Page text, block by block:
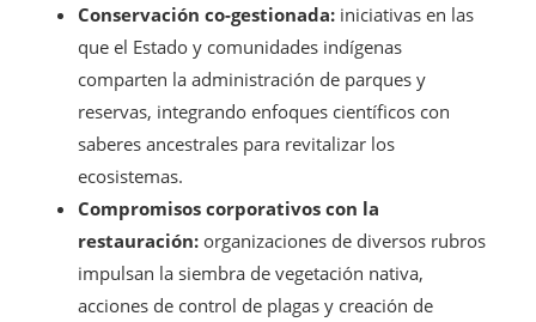
Conservación co-gestionada: iniciativas en las
que el Estado y comunidades indígenas
comparten la administración de parques y
reservas, integrando enfoques científicos con
saberes ancestrales para revitalizar los
ecosistemas.
Compromisos corporativos con la
restauración: organizaciones de diversos rubros
impulsan la siembra de vegetación nativa,
acciones de control de plagas y creación de